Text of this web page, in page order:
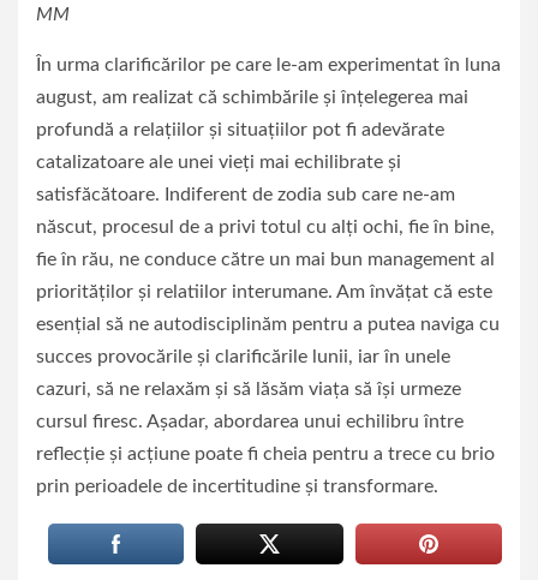
MM
În urma clarificărilor pe care le-am experimentat în luna
august, am realizat că schimbările și înțelegerea mai
profundă a relațiilor și situațiilor pot fi adevărate
catalizatoare ale unei vieți mai echilibrate și
satisfăcătoare. Indiferent de zodia sub care ne-am
născut, procesul de a privi totul cu alți ochi, fie în bine,
fie în rău, ne conduce către un mai bun management al
priorităților și relatiilor interumane. Am învățat că este
esențial să ne autodisciplinăm pentru a putea naviga cu
succes provocările și clarificările lunii, iar în unele
cazuri, să ne relaxăm și să lăsăm viața să își urmeze
cursul firesc. Așadar, abordarea unui echilibru între
reflecție și acțiune poate fi cheia pentru a trece cu brio
prin perioadele de incertitudine și transformare.